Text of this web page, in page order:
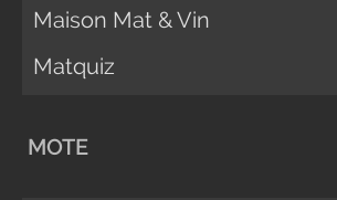
Maison Mat & Vin
Matquiz
MOTE